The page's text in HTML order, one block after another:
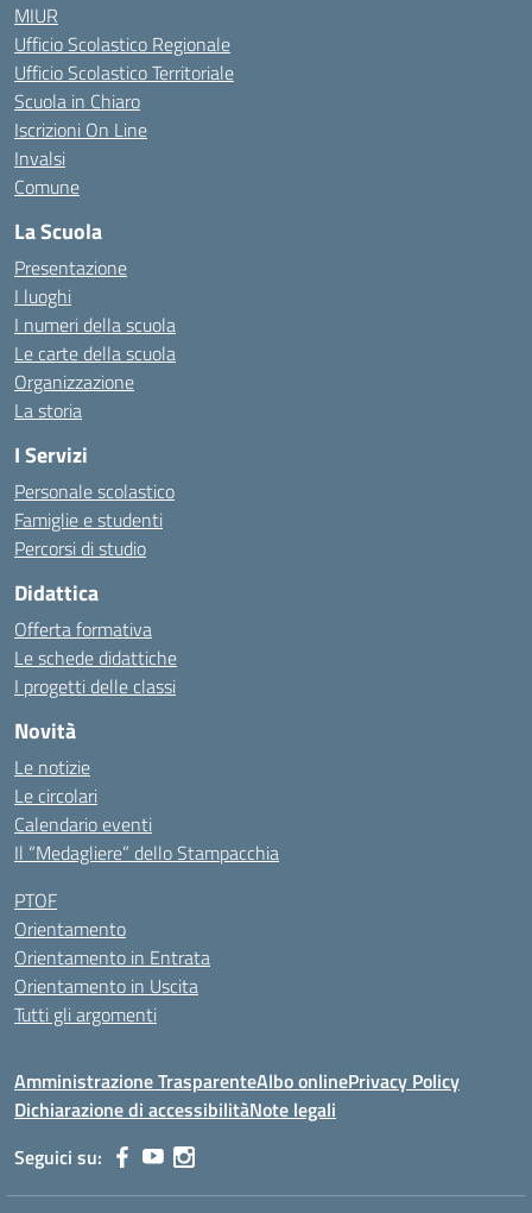
MIUR
Ufficio Scolastico Regionale
Ufficio Scolastico Territoriale
Scuola in Chiaro
Iscrizioni On Line
Invalsi
Comune
La Scuola
Presentazione
I luoghi
I numeri della scuola
Le carte della scuola
Organizzazione
La storia
I Servizi
Personale scolastico
Famiglie e studenti
Percorsi di studio
Didattica
Offerta formativa
Le schede didattiche
I progetti delle classi
Novità
Le notizie
Le circolari
Calendario eventi
Il “Medagliere” dello Stampacchia
PTOF
Orientamento
Orientamento in Entrata
Orientamento in Uscita
Tutti gli argomenti
Amministrazione TrasparenteAlbo onlinePrivacy Policy
Dichiarazione di accessibilitàNote legali
Seguici su: